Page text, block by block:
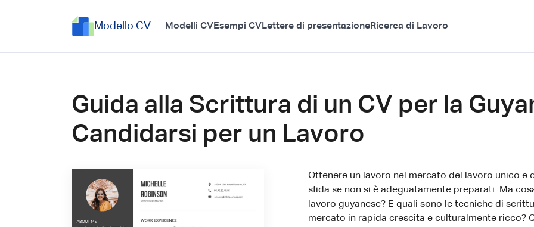
Modello CV Modelli CVEsempi CVLettere di presentazioneRicerca di Lavoro
Guida alla Scrittura di un CV per la
Candidarsi per un Lavoro
Ottenere un lavoro nel mercato del lavoro unico e
sfida se non si è adeguatamente preparati. Ma
lavoro guyanese? E quali sono le tecniche di
mercato in rapida crescita e culturalmente ricco?